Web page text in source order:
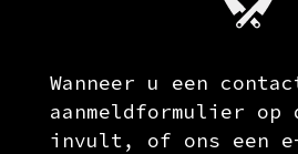
Wanneer u een
aanmeldformulier op
invult, of ons een